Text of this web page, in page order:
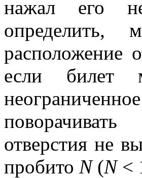
нажал его
определить,
расположение
если билет
отверстия не
пробито N(N<